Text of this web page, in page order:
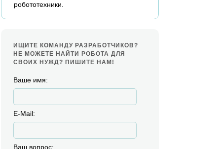
робототехники.
ИЩИТЕ КОМАНДУ РАЗРАБОТЧИКОВ?
НЕ МОЖЕТЕ НАЙТИ РОБОТА ДЛЯ
СВОИХ НУЖД? ПИШИТЕ НАМ!
Ваше имя:
E-Mail:
Ваш вопрос: